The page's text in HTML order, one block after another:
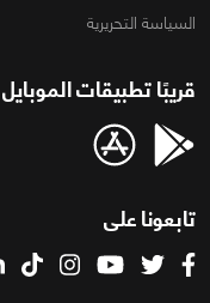
السياسة التحريرية
قريبًا تطبيقات الموبايل
تابعونا على